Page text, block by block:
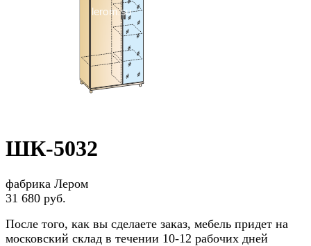
ШК-5032
фабрика Лером
31 680 руб.
После того, как вы сделаете заказ, мебель придет на
московский склад в течении 10-12 рабочих дней